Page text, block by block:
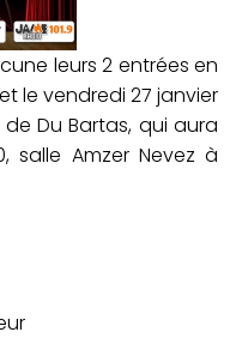
leurs 2 entrées en
le vendredi 27 janvier
Du Bartas, qui aura
salle Amzer Nevez à